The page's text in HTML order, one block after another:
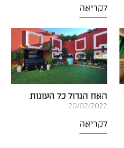
לקריאה
האח הגדול כל העונות
20/02/2022
לקריאה